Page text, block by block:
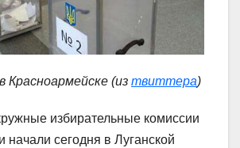
Красноармейске (из твиттера)
избирательные комиссии
начали сегодня в Луганской